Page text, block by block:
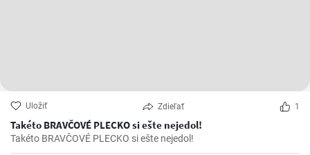
Uložiť Zdieľať 1
Takéto BRAVČOVÉ PLECKO si ešte nejedol!
Takéto BRAVČOVÉ PLECKO si ešte nejedol!